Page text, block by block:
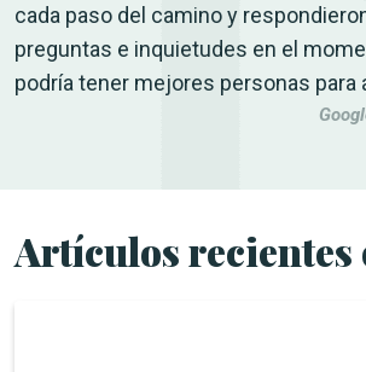
cada paso del camino y
preguntas e inquietudes en el
podría tener mejores personas para
Artículos recientes